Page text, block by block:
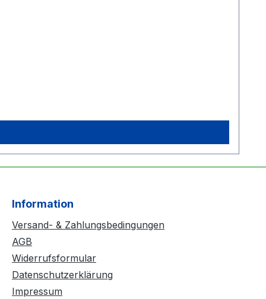
Information
Versand- & Zahlungsbedingungen
AGB
Widerrufsformular
Datenschutzerklärung
Impressum